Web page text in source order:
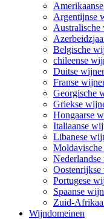
Argentijnse
Australische
Belgische
chileense
Duitse
Franse
Georgische
Griekse
Hongaarse
Italiaanse
Libanese
Oostenrijkse
Portugese
Spaanse
Zuid-
Wijndomeinen